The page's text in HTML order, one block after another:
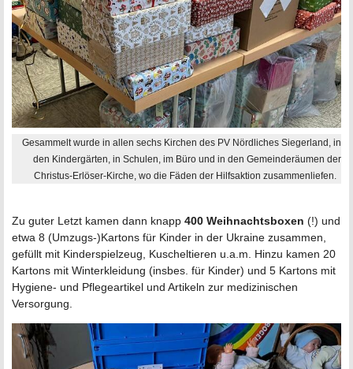
Gesammelt wurde in allen sechs Kirchen des PV Nördliches Siegerland, in
den Kindergärten, in Schulen, im Büro und in den Gemeinderäumen der
Christus-Erlöser-Kirche, wo die Fäden der Hilfsaktion zusammenliefen.
Zu guter Letzt kamen dann knapp 400 Weihnachtsboxen (!) und
etwa 8 (Umzugs-)Kartons für Kinder in der Ukraine zusammen,
gefüllt mit Kinderspielzeug, Kuscheltieren u.a.m. Hinzu kamen 20
Kartons mit Winterkleidung (insbes. für Kinder) und 5 Kartons mit
Hygiene- und Pflegeartikel und Artikeln zur medizinischen
Versorgung.